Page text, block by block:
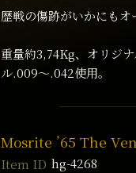
歴戦の傷跡がいかにもオ
重量約3,74Kg、オリジ
ル.009〜.042使用。
Mosrite ’65 The
Item ID hg-4268